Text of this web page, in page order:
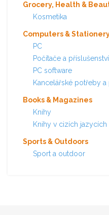
Grocery, Health &
Kosmetika
Computers &
PC
Počítače a příslušenství
PC software
Kancelářské potřeby
Books & Magazines
Knihy
Knihy v cizích jazycích
Sports & Outdoors
Sport a outdoor